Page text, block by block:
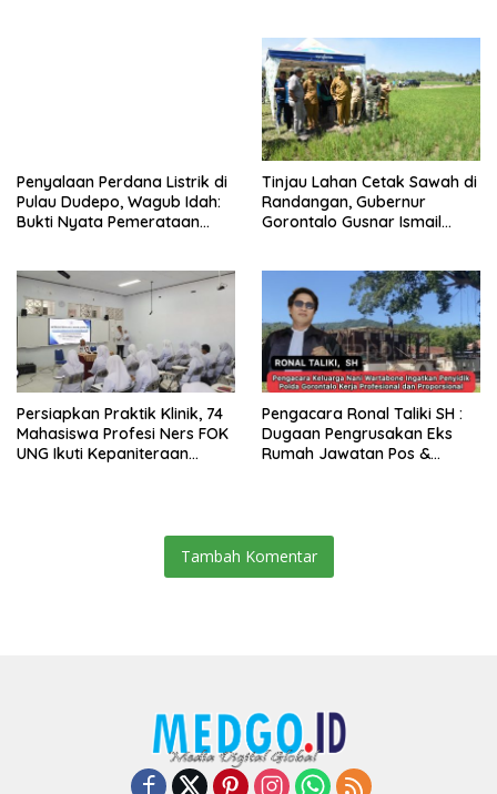
Penyalaan Perdana Listrik di
Pulau Dudepo, Wagub Idah:
Bukti Nyata Pemerataan
Tinjau Lahan Cetak Sawah di
Randangan, Gubernur
Gorontalo Gusnar Ismail
Persiapkan Praktik Klinik, 74
Mahasiswa Profesi Ners FOK
UNG Ikuti Kepaniteraan
Pengacara Ronal Taliki SH :
Dugaan Pengrusakan Eks
Rumah Jawatan Pos &
Profesional
Tambah Komentar